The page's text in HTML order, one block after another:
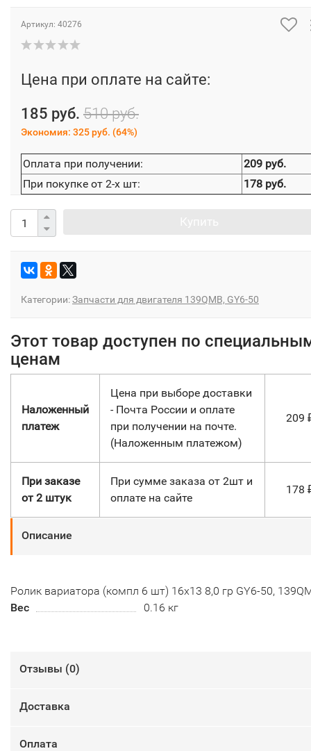
Артикул: 40276
Цена при оплате на сайте:
185 руб. 510 руб.
Экономия: 325 руб. (64%)
Оплата при получении:
209 руб.
При покупке от 2-х шт:
178 руб.
Категории:Запчасти для двигателя 139QMB, GY6-50
Этот товар доступен по
ценам
Наложенный
платеж
Цена при выборе доставки
- Почта России и оплате
при получении на почте.
(Наложенным платежом)
209
При заказе
от 2 штук
При сумме заказа от 2шт и
оплате на сайте
178
Описание
Ролик вариатора (компл 6 шт) 16х13 8,0 гр GY6-50,
Вес
0.16 кг
Отзывы (0)
Доставка
Оплата